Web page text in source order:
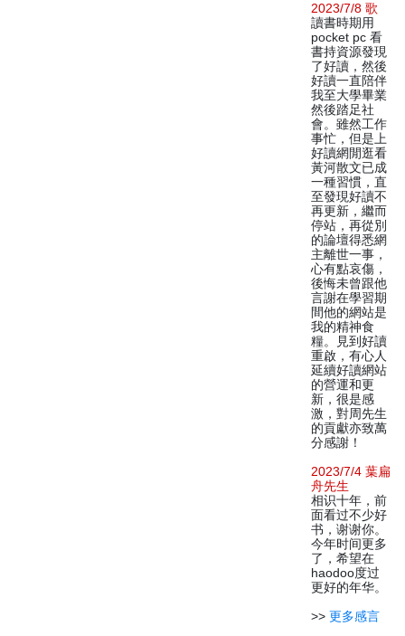
2023/7/8 歌
讀書時期用
pocket pc 看
書持資源發現
了好讀，然後
好讀一直陪伴
我至大學畢業
然後踏足社
會。雖然工作
事忙，但是上
好讀網閒逛看
黃河散文已成
一種習慣，直
至發現好讀不
再更新，繼而
停站，再從別
的論壇得悉網
主離世一事，
心有點哀傷，
後悔未曾跟他
言謝在學習期
間他的網站是
我的精神食
糧。見到好讀
重啟，有心人
延續好讀網站
的營運和更
新，很是感
激，對周先生
的貢獻亦致萬
分感謝！
2023/7/4 葉扁
舟先生
相识十年，前
面看过不少好
书，谢谢你。
今年时间更多
了，希望在
haodoo度过
更好的年华。
>> 更多感言